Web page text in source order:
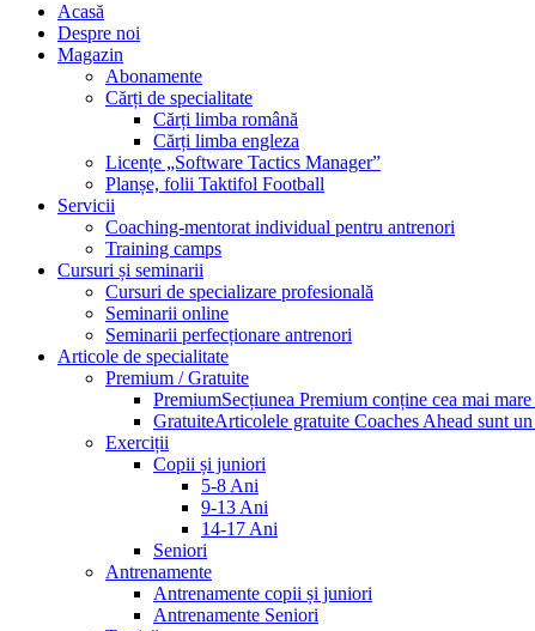
Acasă
Despre noi
Magazin
Abonamente
Cărți de specialitate
Cărți limba română
Cărți limba engleza
Licențe „Software Tactics Manager”
Planșe, folii Taktifol Football
Servicii
Coaching-mentorat individual pentru antrenori
Training camps
Cursuri și seminarii
Cursuri de specializare profesională
Seminarii online
Seminarii perfecționare antrenori
Articole de specialitate
Premium / Gratuite
PremiumSecțiunea Premium conține cea mai
GratuiteArticolele gratuite Coaches Ahead sunt
Exerciții
Copii și juniori
5-8 Ani
9-13 Ani
14-17 Ani
Seniori
Antrenamente
Antrenamente copii și juniori
Antrenamente Seniori